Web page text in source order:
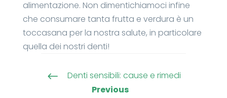
alimentazione. Non dimentichiamoci infine
che consumare tanta frutta e verdura è un
toccasana per la nostra salute, in particolare
quella dei nostri denti!
#
Denti sensibili: cause e rimedi
Previous